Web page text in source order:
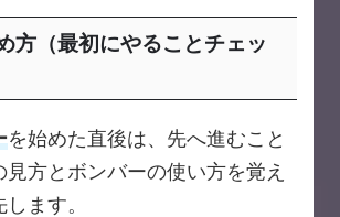
方（最初にやることチェッ
を始めた直後は、先へ進むこと
見方とボンバーの使い方を覚え
ます。